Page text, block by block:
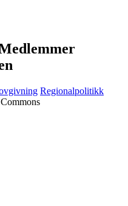
Regionalpolitikk